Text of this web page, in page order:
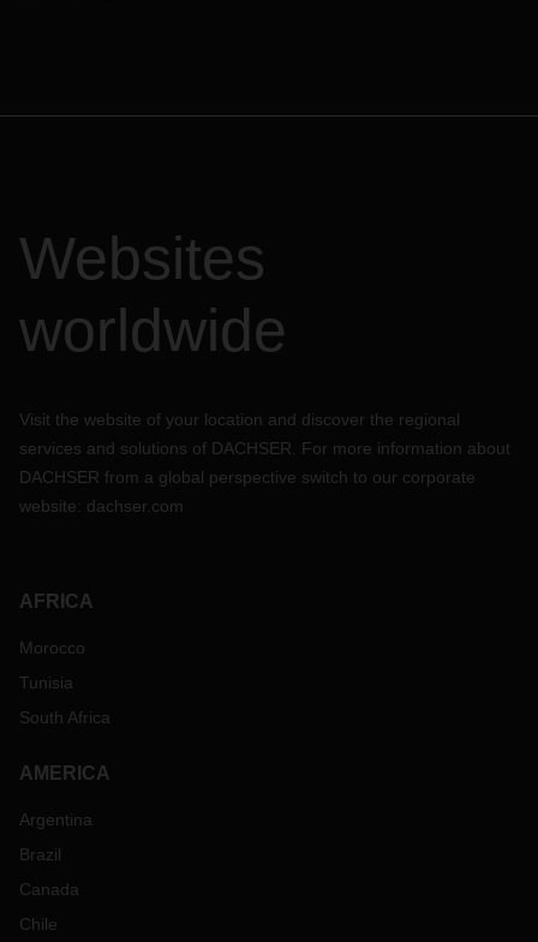
Websites
worldwide
Visit the website of your location and discover the regional
services and solutions of DACHSER. For more information about
DACHSER from a global perspective switch to our corporate
website: dachser.com
AFRICA
Morocco
Tunisia
South Africa
AMERICA
Argentina
Brazil
Canada
Chile